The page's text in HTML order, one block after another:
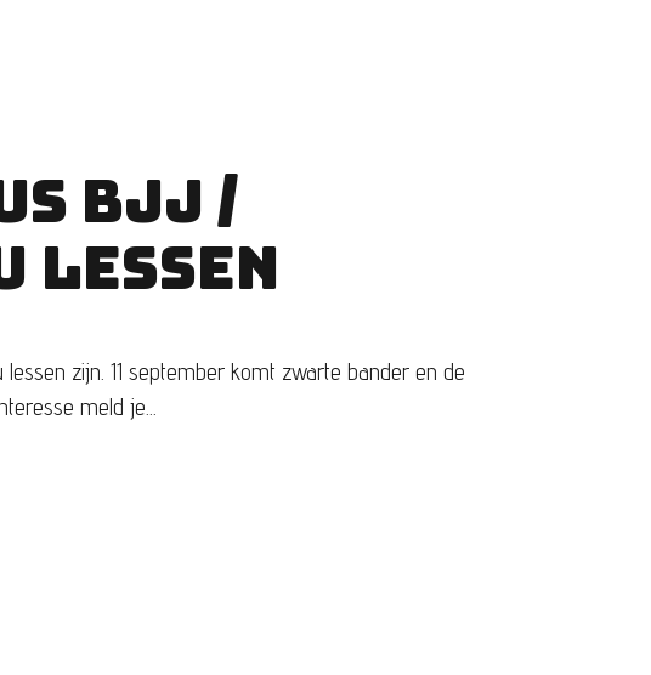
BJJ /
lessen zijn. 11 september komt zwarte bander en de
meld je...